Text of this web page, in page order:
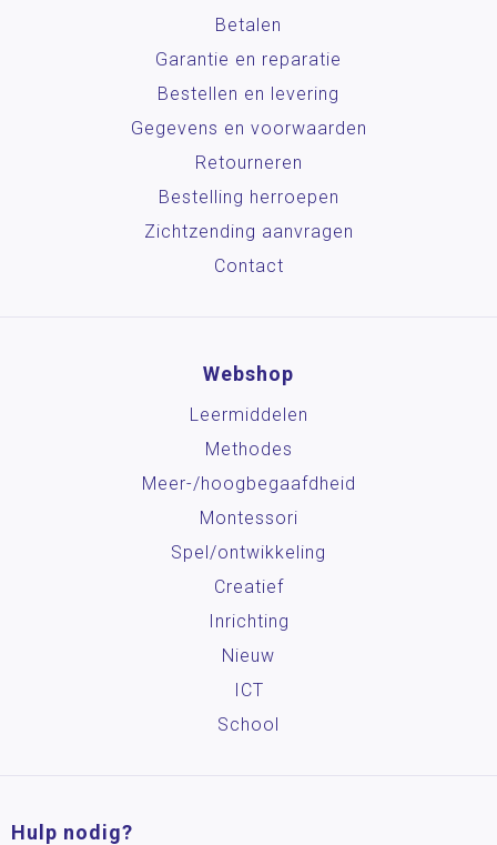
Betalen
Garantie en reparatie
Bestellen en levering
Gegevens en voorwaarden
Retourneren
Bestelling herroepen
Zichtzending aanvragen
Contact
Webshop
Leermiddelen
Methodes
Meer-/hoog­begaafdheid
Montessori
Spel/ontwikkeling
Creatief
Inrichting
Nieuw
ICT
School
Hulp nodig?